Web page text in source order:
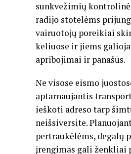
sunkvežimių
radijo stotelėms
vairuotojų poreikiai
keliuose ir jiems
apribojimai ir panašūs.
Ne visose eismo
aptarnaujantis
ieškoti adreso tarp
neišsiversite.
pertraukėlėms, degalų
įrengimas gali ženkliai